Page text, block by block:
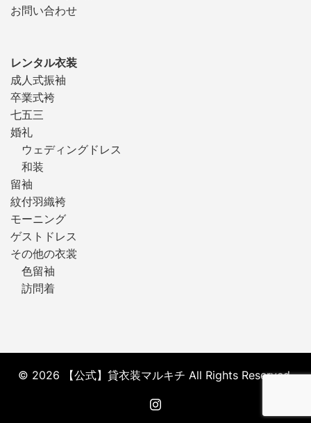
お問い合わせ
レンタル衣装
成人式振袖
卒業式袴
七五三
婚礼
ウェディングドレス
和装
留袖
紋付羽織袴
モーニング
ゲストドレス
その他の衣裳
色留袖
訪問着
© 2026 【公式】貸衣装マルキチ All Rights Reserved.